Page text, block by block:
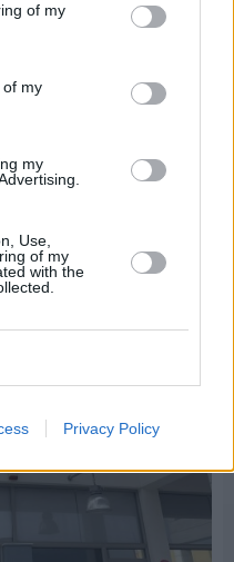
of my
of my
my
Use,
of my
with the
Privacy Policy
μεγάλη